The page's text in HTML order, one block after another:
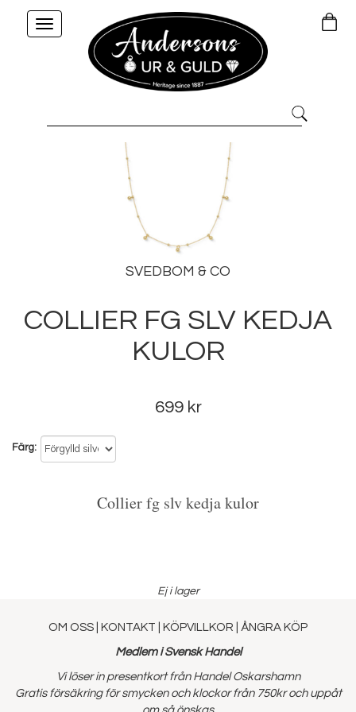
Toggle
navigation
SVEDBOM & CO
COLLIER FG SLV KEDJA
KULOR
699 kr
Färg
Collier fg slv kedja kulor
Ej i lager
OM OSS KONTAKT KÖPVILLKOR ÅNGRA KÖP
Medlem i Svensk Handel
Vi löser in presentkort från Handel Oskarshamn
Gratis försäkring för smycken och klockor från 750kr och uppåt